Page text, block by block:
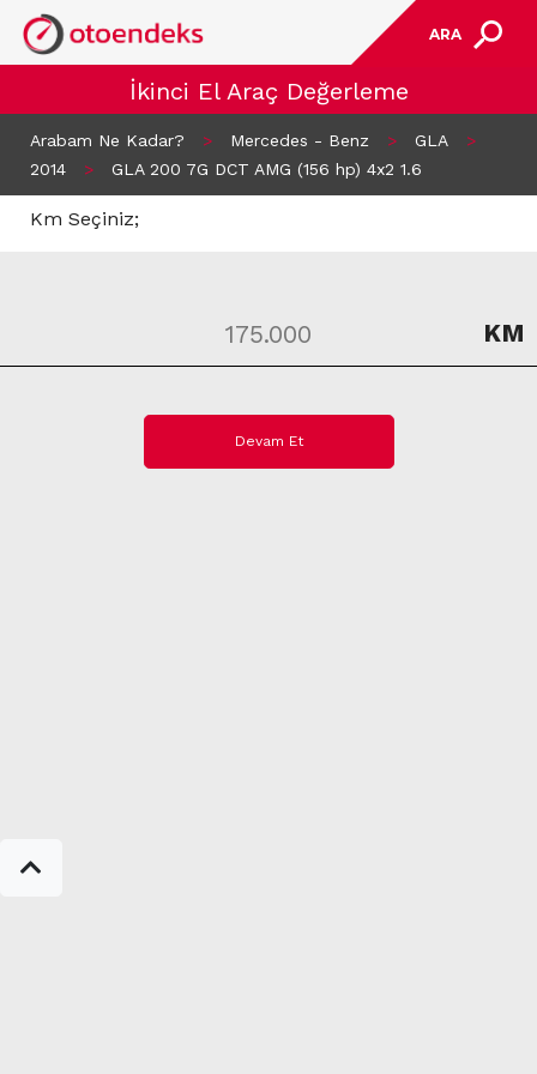
ARA
İkinci El Araç Değerleme
Arabam Ne Kadar? > Mercedes - Benz > GLA
>
2014
> GLA 200 7G DCT AMG (156 hp) 4x2 1.6
Km Seçiniz;
KM
Devam Et